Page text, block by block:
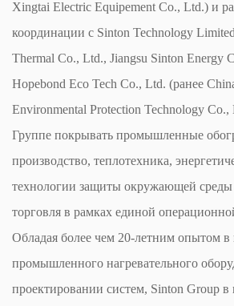
Xingtai Electric Equipement Co., Ltd.) и
координации с Sinton Technology
Thermal Co., Ltd., Jiangsu Sinton Energy
Hopebond Eco Tech Co., Ltd. (ранее
Environmental Protection Technology Co.,
Группе покрывать промышленные
производство, теплотехника,
технологии защиты окружающей среды
торговля в рамках единой
Обладая более чем 20-летним опытом в
промышленного нагревательного
проектировании систем, Sinton Group в